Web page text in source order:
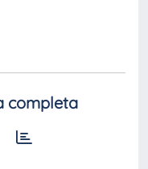
completa